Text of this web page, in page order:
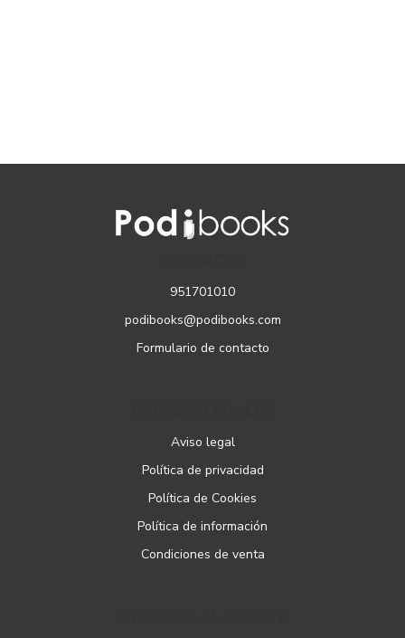
951701010
podibooks@podibooks.com
Formulario de contacto
Aviso legal
Política de privacidad
Política de Cookies
Política de información
Condiciones de venta